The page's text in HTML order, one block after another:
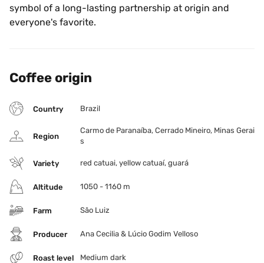
symbol of a long-lasting partnership at origin and
everyone's favorite.
Coffee origin
Country Brazil
Region
Carmo de Paranaíba, Cerrado Mineiro, Minas Gerai
s
Variety red catuai, yellow catuaí, guará
Altitude 1050 - 1160 m
Farm São Luiz
Producer Ana Cecilia & Lúcio Godim Velloso
Roast level Medium dark